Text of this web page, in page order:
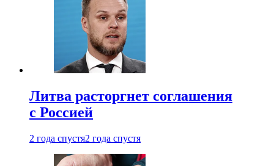
Литва расторгнет соглашения
с Россией
2 года спустя2 года спустя